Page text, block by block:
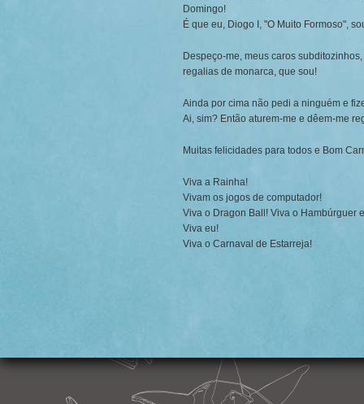
Domingo!
É que eu, Diogo I, "O Muito Formoso",
Despeço-me, meus caros
regalias de monarca, que sou!
Ainda por cima não pedi a ninguém e
Ai, sim? Então aturem-me e dêem-me
Muitas felicidades para todos e Bom
Viva a Rainha!
Vivam os jogos de computador!
Viva o Dragon Ball! Viva o Hambúrguer
Viva eu!
Viva o Carnaval de Estarreja!